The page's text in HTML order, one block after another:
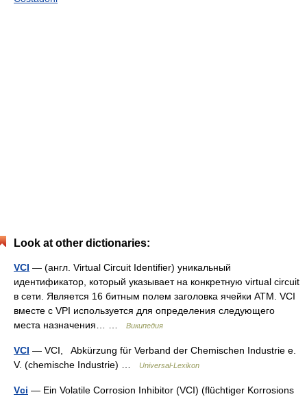
Look at other dictionaries:
VCI — (англ. Virtual Circuit Identifier) уникальный
идентификатор, который указывает на конкретную virtual circuit
в сети. Является 16 битным полем заголовка ячейки ATM. VCI
вместе с VPI используется для определения следующего
места назначения… …
Википедия
VCI — VCI, Abkürzung für Verband der Chemischen Industrie e.
V. (chemische Industrie) …
Universal-Lexikon
Vci — Ein Volatile Corrosion Inhibitor (VCI) (flüchtiger Korrosions